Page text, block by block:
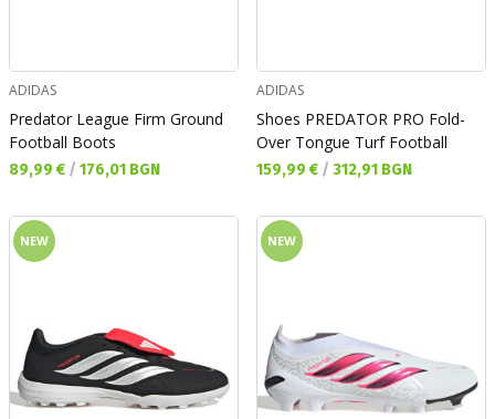
ADIDAS
Predator League Firm Ground
Football Boots
Текуща цена:
89,99 € / 176,01 BGN
ADIDAS
Shoes PREDATOR PRO Fold-
Over Tongue Turf Football
Текуща цена:
159,99 € / 312,91 BGN
NEW NEW